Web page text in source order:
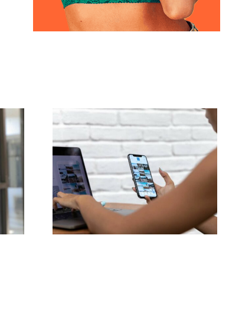
Las 3 mejores
plataformas para
encontrar ideas de
UGC (Contenido
Generado por
Usuarios)